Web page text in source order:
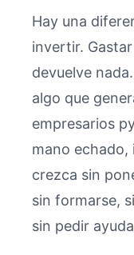
Hay una
invertir.
devuelve
algo que
empresarios
mano
crezca sin
sin formarse,
sin pedir